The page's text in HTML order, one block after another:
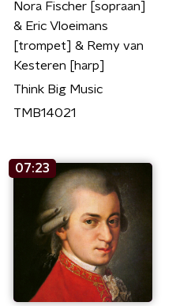
Nora Fischer [sopraan]
& Eric Vloeimans
[trompet] & Remy van
Kesteren [harp]
Think Big Music
TMB14021
07:23